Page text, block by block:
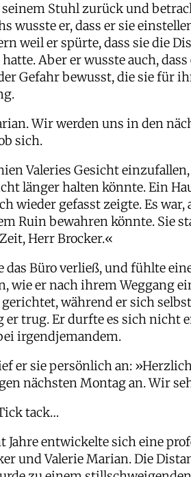
Stuhl zurück und
wusste er, dass er sie
weil er spürte, dass sie die
Aber er wusste auch,
Gefahr bewusst, die sie für
Wir werden uns in den
sich.
Valeries Gesicht einzufallen,
länger halten könnte. Ein
wieder gefasst zeigte. Es
Ruin bewahren könnte. Sie
Herr Brocker.«
das Büro verließ, und fühlte
wie er nach ihrem Weggang
während er sich
er trug. Er durfte es sich nicht
irgendjemandem.
er sie persönlich an:
nächsten Montag an. Wir
tack…
Jahre entwickelte sich eine
und Valerie Marian. Die